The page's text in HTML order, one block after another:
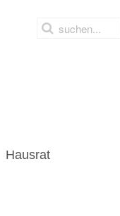
Hausrat